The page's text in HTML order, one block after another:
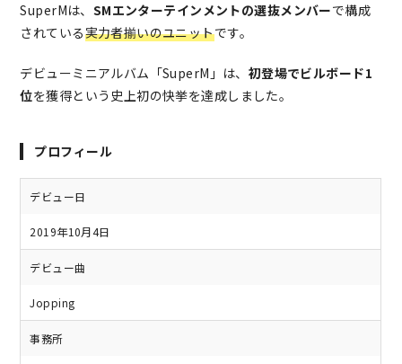
SuperMは、 SMエンターテインメントの選抜メンバーで構成
されている実力者揃いのユニットです。
デビューミニアルバム「SuperM」は、 初登場でビルボード1
位を獲得という史上初の快挙を達成しました。
プロフィール
デビュー日
2019年10月4日
デビュー曲
Jopping
事務所